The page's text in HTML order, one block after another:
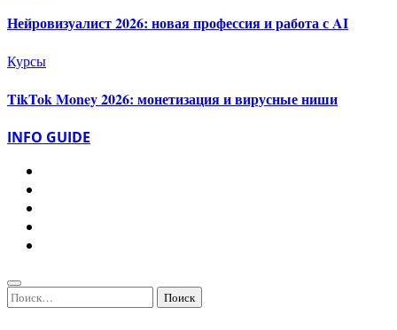
Нейровизуалист 2026: новая профессия и работа с AI
Курсы
TikTok Money 2026: монетизация и вирусные ниши
INFO GUIDE
Найти: